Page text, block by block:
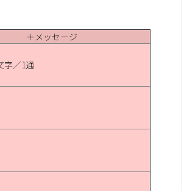
＋メッセージ
字／1通